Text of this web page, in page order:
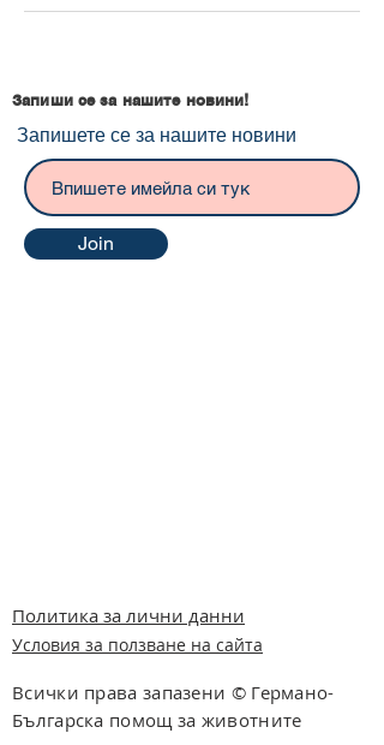
Запиши се за нашите новини!
Запишете се за нашите новини
Join
Политика за лични данни
Условия за ползване на сайта
Всички права запазени © Германо-
Българска помощ за животните